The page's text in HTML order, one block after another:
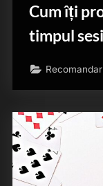
Cum îți
timpul